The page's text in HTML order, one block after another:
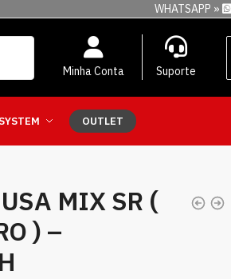
WHATSAPP »
Minha Conta Suporte
OUTLET
MIX SR (
) –